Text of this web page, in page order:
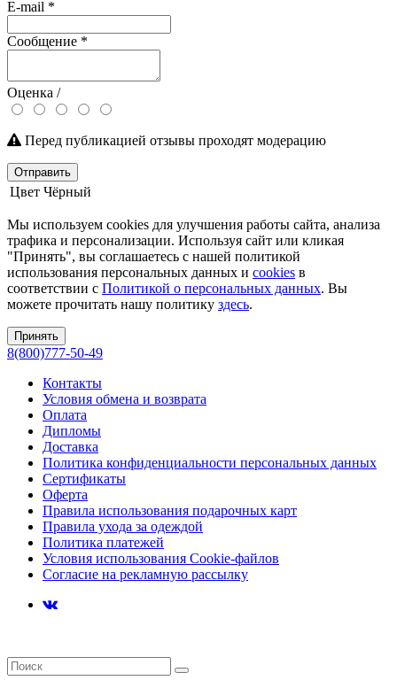
E-mail *
Сообщение *
Оценка /
Перед публикацией отзывы проходят модерацию
Отправить
Цвет Чёрный
Мы используем cookies для улучшения работы сайта, анализа
трафика и персонализации. Используя сайт или кликая
"Принять", вы соглашаетесь с нашей политикой
использования персональных данных и cookies в
соответствии с Политикой о персональных данных. Вы
можете прочитать нашу политику здесь.
Принять
8(800)777-50-49
Контакты
Условия обмена и возврата
Оплата
Дипломы
Доставка
Политика конфиденциальности персональных данных
Сертификаты
Оферта
Правила использования подарочных карт
Правила ухода за одеждой
Политика платежей
Условия использования Cookie-файлов
Согласие на рекламную рассылку